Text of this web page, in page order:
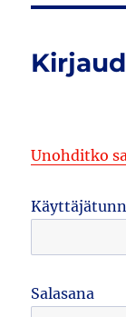
Unohditko
Salasana